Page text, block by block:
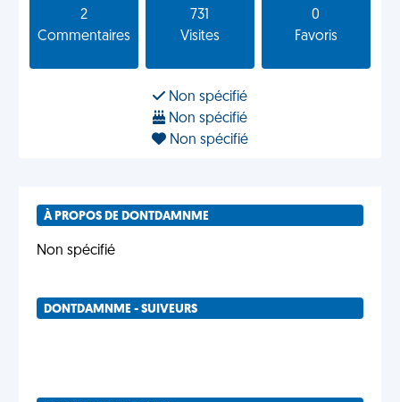
2
Commentaires
731
Visites
0
Favoris
Non spécifié
Non spécifié
Non spécifié
À PROPOS DE DONTDAMNME
Non spécifié
DONTDAMNME - SUIVEURS